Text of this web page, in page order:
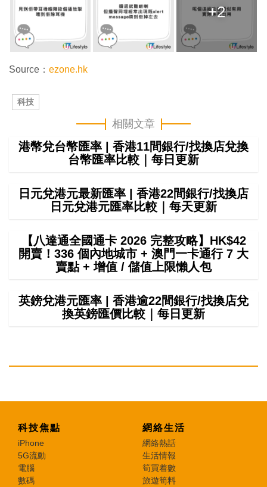
+2
Source： ezone.hk
科技
相關文章
港幣兌台幣匯率 | 香港11間銀行/找換店兌換
台幣匯率比較｜每日更新
日元兌港元最新匯率 | 香港22間銀行/找換店
日元兌港元匯率比較｜每天更新
【八達通全國通卡 2026 完整攻略】HK$42
開賣！336 個內地城市 + 澳門一卡通行 7 大
賣點 + 增值 / 儲值上限懶人包
英鎊兌港元匯率 | 香港逾22間銀行/找換店兌
換英鎊匯價比較｜每日更新
科技焦點
iPhone
5G流動
電腦
數碼
網絡生活
網絡熱話
生活情報
筍買着數
旅遊筍料